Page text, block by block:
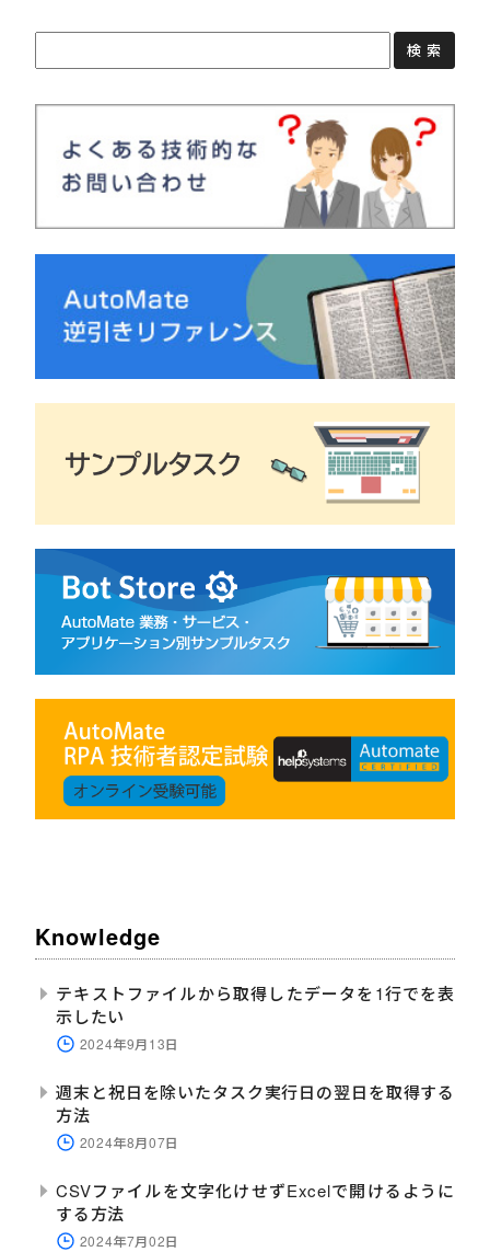
Knowledge
テキストファイルから取得したデータを1行でを表
示したい
2024年9月13日
週末と祝日を除いたタスク実行日の翌日を取得する
方法
2024年8月07日
CSVファイルを文字化けせずExcelで開けるように
する方法
2024年7月02日